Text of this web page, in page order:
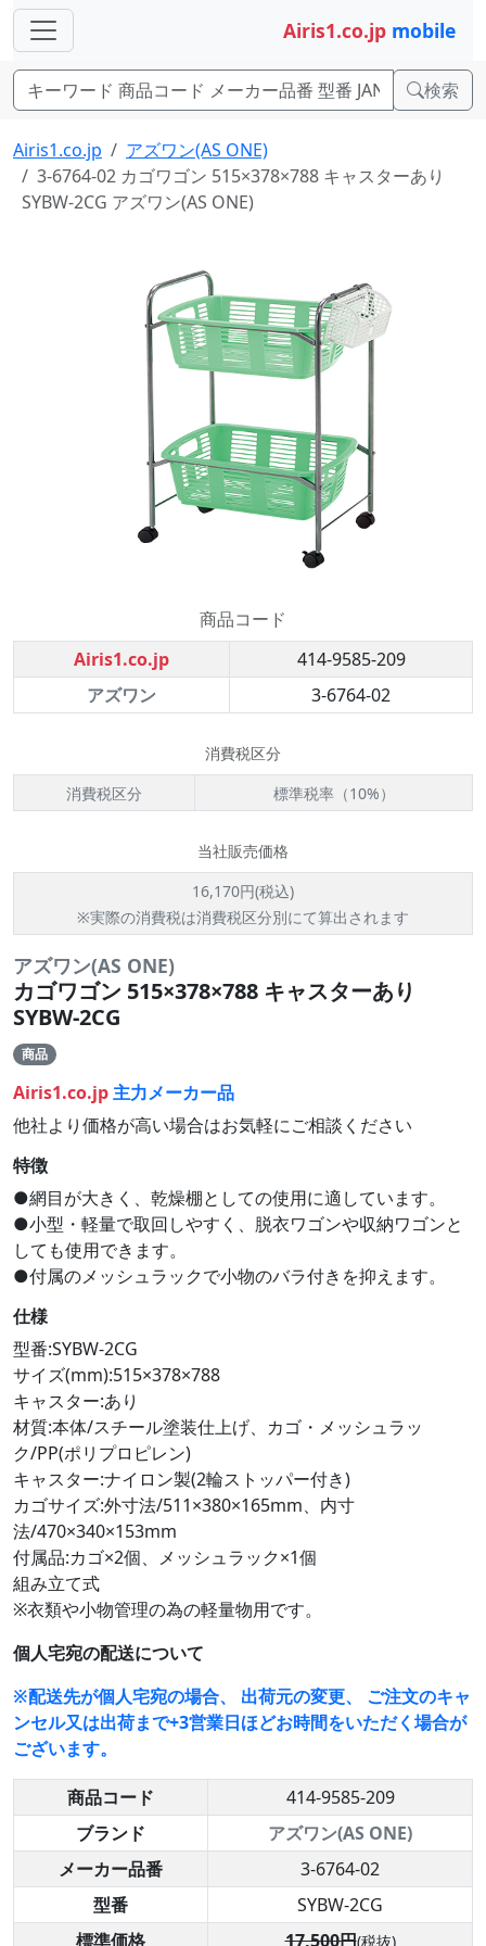
Airis1.co.jp mobile
検索
Airis1.co.jp
アズワン(AS ONE)
3-6764-02 カゴワゴン 515×378×788 キャスターあり
SYBW-2CG アズワン(AS ONE)
商品コード
Airis1.co.jp
414-9585-209
アズワン
3-6764-02
消費税区分
消費税区分
標準税率（10%）
当社販売価格
16,170円(税込)
※実際の消費税は消費税区分別にて算出されます
アズワン(AS ONE)
カゴワゴン 515×378×788 キャスターあり
SYBW-2CG
商品
Airis1.co.jp主力メーカー品
他社より価格が高い場合はお気軽にご相談ください
特徴
●網目が大きく、乾燥棚としての使用に適しています。
●小型・軽量で取回しやすく、脱衣ワゴンや収納ワゴンと
しても使用できます。
●付属のメッシュラックで小物のバラ付きを抑えます。
仕様
型番:SYBW-2CG
サイズ(mm):515×378×788
キャスター:あり
材質:本体/スチール塗装仕上げ、カゴ・メッシュラッ
ク/PP(ポリプロピレン)
キャスター:ナイロン製(2輪ストッパー付き)
カゴサイズ:外寸法/511×380×165mm、内寸
法/470×340×153mm
付属品:カゴ×2個、メッシュラック×1個
組み立て式
※衣類や小物管理の為の軽量物用です。
個人宅宛の配送について
※配送先が個人宅宛の場合、 出荷元の変更、 ご注文のキャ
ンセル又は出荷まで+3営業日ほどお時間をいただく場合が
ございます。
商品コード
414-9585-209
ブランド
アズワン(AS ONE)
メーカー品番
3-6764-02
型番
SYBW-2CG
標準価格
17,500円(税抜)